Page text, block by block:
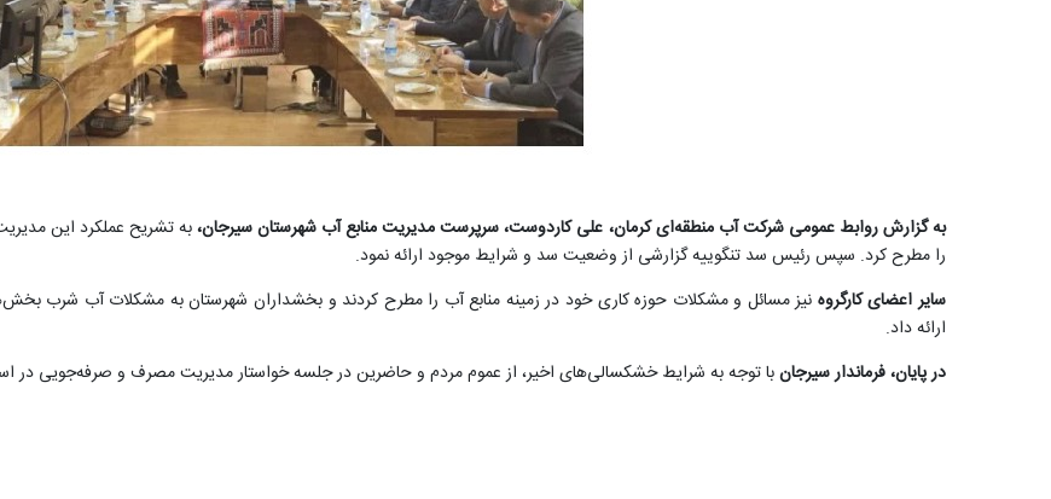
به گزارش روابط عمومی شرکت آب منطقه‌ای کرمان، علی کاردوست، سرپرست مدیریت منابع آب شهرستان سیرجان،به تشریح عملکرد این
را مطرح کرد. سپس رئیس سد تنگوییه گزارشی از وضعیت سد و شرایط موجود ارائه نمود.
سایر اعضای کارگروه نیز مسائل و مشکلات حوزه کاری خود در زمینه منابع آب را مطرح کردند و بخشداران شهرستان به مشکلات آب شرب
ارائه داد.
در پایان، فرماندار سیرجانبا توجه به شرایط خشکسالی‌های اخیر، از عموم مردم و حاضرین در جلسه خواستار مدیریت مصرف و صرفه‌جویی در